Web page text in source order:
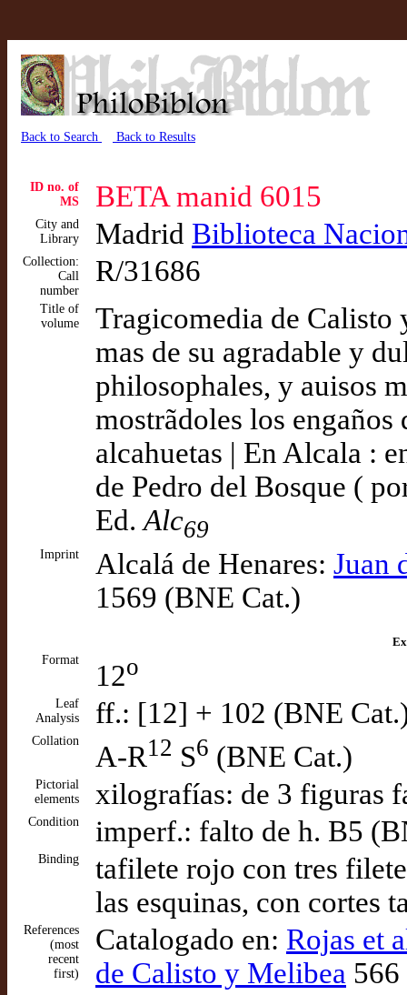
Back to Search Back to Results
ID no. of
MS
BETA manid 6015
City and
Library
Madrid Biblioteca
Collection:
Call
number
R/31686
Title of
volume
Tragicomedia de Calisto
mas de su agradable y
philosophales, y auisos
mostrãdoles los engaños
alcahuetas | En Alcala :
de Pedro del Bosque (
Ed.Alc69
Imprint Alcalá de Henares: Juan
1569 (BNE Cat.)
Format
12o
Leaf
Analysis
ff.: [12] + 102 (BNE
Collation A-R12 S6 (BNE Cat.)
Pictorial
elements
xilografías: de 3 figuras
Condition imperf.: falto de h. B5
Binding
tafilete rojo con tres
las esquinas, con cortes
References
(most
recent
first)
Catalogado en: Rojas et
de Calisto y Melibea